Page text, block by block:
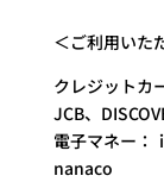
＜ご利用いた
クレジットカ
JCB、
電子マネー：
nanaco